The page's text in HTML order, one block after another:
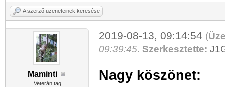
A szerző üzeneteinek keresése
Maminti
Veterán tag
2019-08-13, 09:14:54 (
09:39:45. Szerkesztette:
Nagy köszönet: